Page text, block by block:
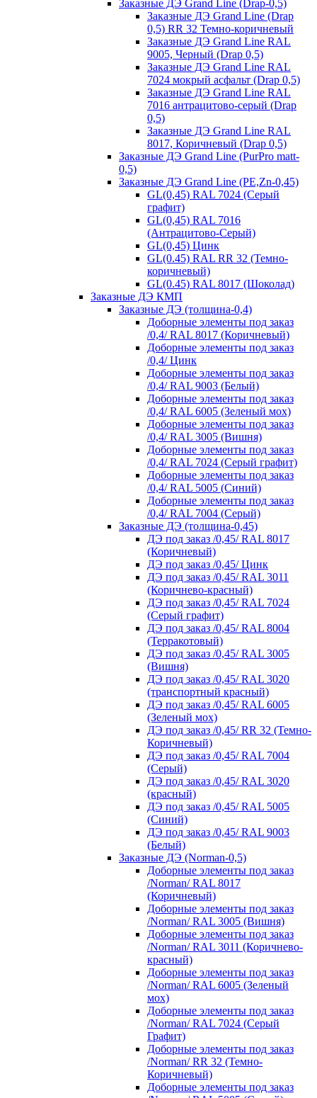
Заказные ДЭ Grand Line (Drap-0,5)
Заказные ДЭ Grand Line (Drap
0,5) RR 32 Темно-коричневый
Заказные ДЭ Grand Line RAL
9005, Черный (Drap 0,5)
Заказные ДЭ Grand Line RAL
7024 мокрый асфальт (Drap 0,5)
Заказные ДЭ Grand Line RAL
7016 антрацитово-серый (Drap
0,5)
Заказные ДЭ Grand Line RAL
8017, Коричневый (Drap 0,5)
Заказные ДЭ Grand Line (PurPro matt-
0,5)
Заказные ДЭ Grand Line (PE,Zn-0,45)
GL(0,45) RAL 7024 (Серый
графит)
GL(0,45) RAL 7016
(Антрацитово-Серый)
GL(0,45) Цинк
GL(0.45) RAL RR 32 (Темно-
коричневый)
GL(0.45) RAL 8017 (Шоколад)
Заказные ДЭ КМП
Заказные ДЭ (толщина-0,4)
Доборные элементы под заказ
/0,4/ RAL 8017 (Коричневый)
Доборные элементы под заказ
/0,4/ Цинк
Доборные элементы под заказ
/0,4/ RAL 9003 (Белый)
Доборные элементы под заказ
/0,4/ RAL 6005 (Зеленый мох)
Доборные элементы под заказ
/0,4/ RAL 3005 (Вишня)
Доборные элементы под заказ
/0,4/ RAL 7024 (Серый графит)
Доборные элементы под заказ
/0,4/ RAL 5005 (Синий)
Доборные элементы под заказ
/0,4/ RAL 7004 (Серый)
Заказные ДЭ (толщина-0,45)
ДЭ под заказ /0,45/ RAL 8017
(Коричневый)
ДЭ под заказ /0,45/ Цинк
ДЭ под заказ /0,45/ RAL 3011
(Коричнево-красный)
ДЭ под заказ /0,45/ RAL 7024
(Серый графит)
ДЭ под заказ /0,45/ RAL 8004
(Терракотовый)
ДЭ под заказ /0,45/ RAL 3005
(Вишня)
ДЭ под заказ /0,45/ RAL 3020
(транспортный красный)
ДЭ под заказ /0,45/ RAL 6005
(Зеленый мох)
ДЭ под заказ /0,45/ RR 32 (Темно-
Коричневый)
ДЭ под заказ /0,45/ RAL 7004
(Серый)
ДЭ под заказ /0,45/ RAL 3020
(красный)
ДЭ под заказ /0,45/ RAL 5005
(Синий)
ДЭ под заказ /0,45/ RAL 9003
(Белый)
Заказные ДЭ (Norman-0,5)
Доборные элементы под заказ
/Norman/ RAL 8017
(Коричневый)
Доборные элементы под заказ
/Norman/ RAL 3005 (Вишня)
Доборные элементы под заказ
/Norman/ RAL 3011 (Коричнево-
красный)
Доборные элементы под заказ
/Norman/ RAL 6005 (Зеленый
мох)
Доборные элементы под заказ
/Norman/ RAL 7024 (Серый
Графит)
Доборные элементы под заказ
/Norman/ RR 32 (Темно-
Коричневый)
Доборные элементы под заказ